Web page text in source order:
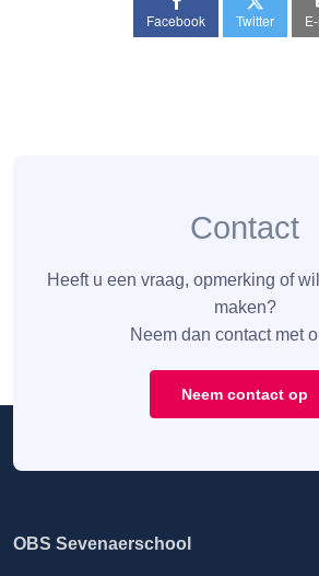
Facebook Twitter
Contact
Heeft u een vraag, opmerking of
maken?
Neem dan contact met
Neem contact op
OBS Sevenaerschool